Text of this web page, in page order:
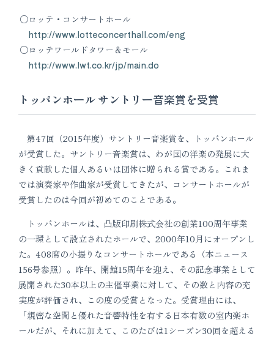
ロッテ・コンサートホール
http://www.lotteconcerthall.com/eng
ロッテワールドタワー＆モール
http://www.lwt.co.kr/jp/main.do
トッパンホール サントリー音楽賞を受賞
第47回（2015年度）サントリー音楽賞を、トッパンホール
が受賞した。サントリー音楽賞は、わが国の洋楽の発展に大
きく貢献した個人あるいは団体に贈られる賞である。これま
では演奏家や作曲家が受賞してきたが、コンサートホールが
受賞したのは今回が初めてのことである。
トッパンホールは、凸版印刷株式会社の創業100周年事業
の一環として設立されたホールで、2000年10月にオープンし
た。408席の小振りなコンサートホールである（本ニュース
156号参照）。昨年、開館15周年を迎え、その記念事業として
展開された30本以上の主催事業に対して、その数と内容の充
実度が評価され、この度の受賞となった。受賞理由には、
「親密な空間と優れた音響特性を有する日本有数の室内楽ホ
ールだが、それに加えて、このたびは1シーズン30回を超える